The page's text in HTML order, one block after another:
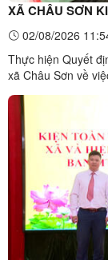
XÃ CHÂU SƠN
CHIẾM ĐẤT
PHÁP LUẬT
02/08/2026
Thực hiện Quyết
xã Châu Sơn về
trình đã được bồi
lấn, chiếm đất